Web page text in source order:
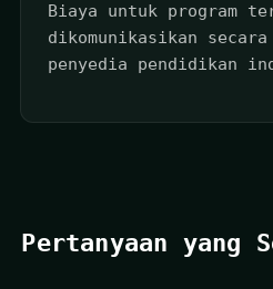
Biaya untuk program
dikomunikasikan
penyedia pendidikan
Pertanyaan yang